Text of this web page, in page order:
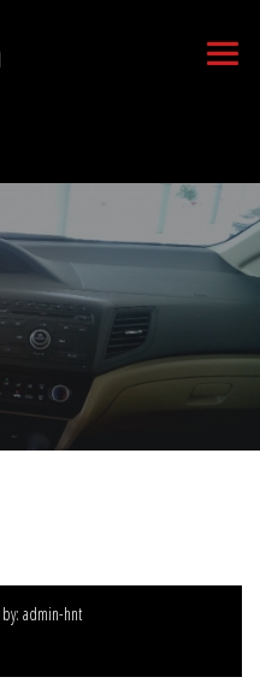
admin-hnt